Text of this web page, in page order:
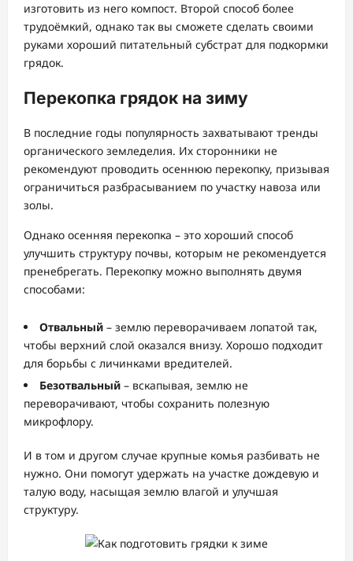
изготовить из него компост. Второй способ более
трудоёмкий, однако так вы сможете сделать своими
руками хороший питательный субстрат для подкормки
грядок.
Перекопка грядок на зиму
В последние годы популярность захватывают тренды
органического земледелия. Их сторонники не
рекомендуют проводить осеннюю перекопку, призывая
ограничиться разбрасыванием по участку навоза или
золы.
Однако осенняя перекопка – это хороший способ
улучшить структуру почвы, которым не рекомендуется
пренебрегать. Перекопку можно выполнять двумя
способами:
Отвальный – землю переворачиваем лопатой так,
чтобы верхний слой оказался внизу. Хорошо подходит
для борьбы с личинками вредителей.
Безотвальный – вскапывая, землю не
переворачивают, чтобы сохранить полезную
микрофлору.
И в том и другом случае крупные комья разбивать не
нужно. Они помогут удержать на участке дождевую и
талую воду, насыщая землю влагой и улучшая
структуру.